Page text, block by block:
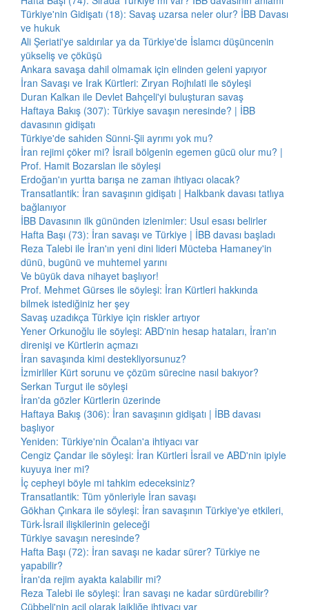
Türkiye'nin Gidişatı (18): Savaş uzarsa neler olur? İBB Davası
ve hukuk
Ali Şeriati'ye saldırılar ya da Türkiye'de İslamcı düşüncenin
yükseliş ve çöküşü
Ankara savaşa dahil olmamak için elinden geleni yapıyor
İran Savaşı ve Irak Kürtleri: Zıryan Rojhılati ile söyleşi
Duran Kalkan ile Devlet Bahçeli'yi buluşturan savaş
Haftaya Bakış (307): Türkiye savaşın neresinde? | İBB
davasının gidişatı
Türkiye'de sahiden Sünni-Şii ayrımı yok mu?
İran rejimi çöker mi? İsrail bölgenin egemen gücü olur mu? |
Prof. Hamit Bozarslan ile söyleşi
Erdoğan'ın yurtta barışa ne zaman ihtiyacı olacak?
Transatlantik: İran savaşının gidişatı | Halkbank davası tatlıya
bağlanıyor
İBB Davasının ilk gününden izlenimler: Usul esası belirler
Hafta Başı (73): İran savaşı ve Türkiye | İBB davası başladı
Reza Talebi ile İran'ın yeni dini lideri Mücteba Hamaney'in
dünü, bugünü ve muhtemel yarını
Ve büyük dava nihayet başlıyor!
Prof. Mehmet Gürses ile söyleşi: İran Kürtleri hakkında
bilmek istediğiniz her şey
Savaş uzadıkça Türkiye için riskler artıyor
Yener Orkunoğlu ile söyleşi: ABD'nin hesap hataları, İran'ın
direnişi ve Kürtlerin açmazı
İran savaşında kimi destekliyorsunuz?
İzmirliler Kürt sorunu ve çözüm sürecine nasıl bakıyor?
Serkan Turgut ile söyleşi
İran'da gözler Kürtlerin üzerinde
Haftaya Bakış (306): İran savaşının gidişatı | İBB davası
başlıyor
Yeniden: Türkiye'nin Öcalan'a ihtiyacı var
Cengiz Çandar ile söyleşi: İran Kürtleri İsrail ve ABD'nin ipiyle
kuyuya iner mi?
İç cepheyi böyle mi tahkim edeceksiniz?
Transatlantik: Tüm yönleriyle İran savaşı
Gökhan Çınkara ile söyleşi: İran savaşının Türkiye'ye etkileri,
Türk-İsrail ilişkilerinin geleceği
Türkiye savaşın neresinde?
Hafta Başı (72): İran savaşı ne kadar sürer? Türkiye ne
yapabilir?
İran'da rejim ayakta kalabilir mi?
Reza Talebi ile söyleşi: İran savaşı ne kadar sürdürebilir?
Cübbeli'nin acil olarak laikliğe ihtiyacı var